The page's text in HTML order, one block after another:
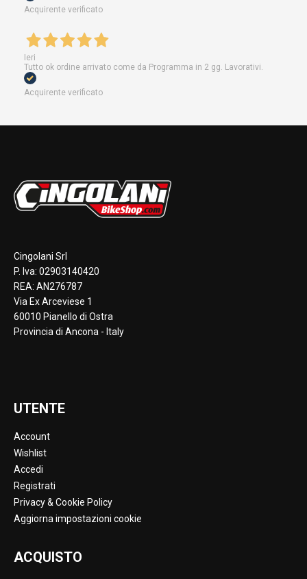
Acquirente verificato
Ieri
Tutto ok ordine arrivato come da Programma in 2 gg. Lavorativi.
Acquirente verificato
Cingolani Srl
P. Iva: 02903140420
REA: AN276787
Via Ex Arceviese 1
60010 Pianello di Ostra
Provincia di Ancona - Italy
UTENTE
Account
Wishlist
Accedi
Registrati
Privacy & Cookie Policy
Aggiorna impostazioni cookie
ACQUISTO